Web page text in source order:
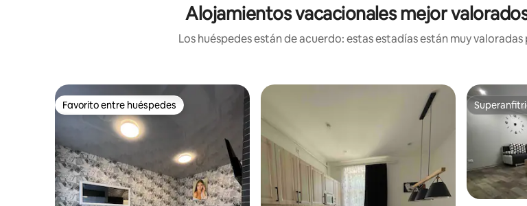
Alojamientos vacacionales mejor
Los huéspedes están de acuerdo: estas estadías están muy
Favorito entre huéspedes
Favorito entre huéspedes